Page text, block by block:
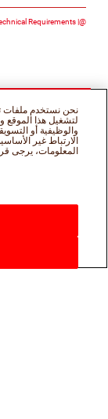
@Ferrero 2026 All rights reserved.
Requirements
نحن نستخدم ملفات
لتشغيل هذا الموقع
والوظيفية أو
الارتباط غير
المعلومات، يرجى